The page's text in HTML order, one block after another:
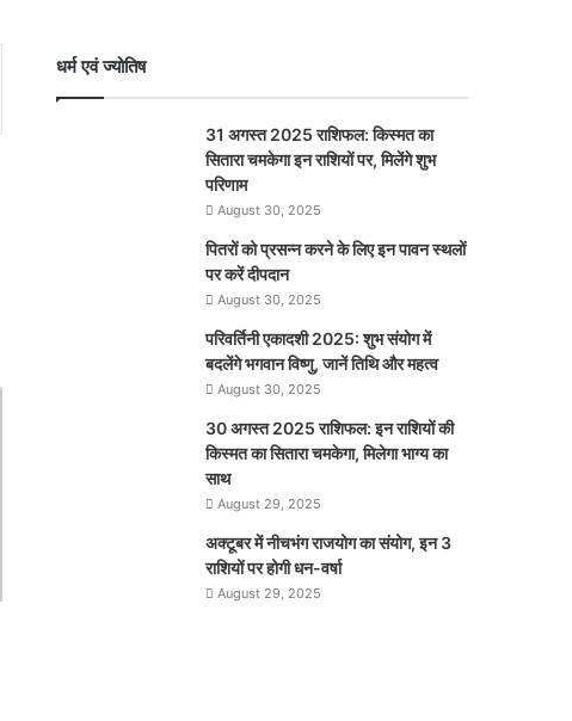
धर्म एवं ज्योतिष
31 अगस्त 2025 राशिफल: किस्मत का
सितारा चमकेगा इन राशियों पर, मिलेंगे शुभ
परिणाम
August 30, 2025
पितरों को प्रसन्न करने के लिए इन पावन स्थलों
पर करें दीपदान
August 30, 2025
परिवर्तिनी एकादशी 2025: शुभ संयोग में
बदलेंगे भगवान विष्णु, जानें तिथि और महत्व
August 30, 2025
30 अगस्त 2025 राशिफल: इन राशियों की
किस्मत का सितारा चमकेगा, मिलेगा भाग्य का
साथ
August 29, 2025
अक्टूबर में नीचभंग राजयोग का संयोग, इन 3
राशियों पर होगी धन-वर्षा
August 29, 2025